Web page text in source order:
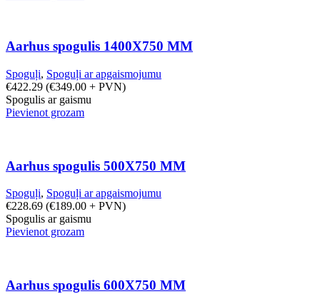
Aarhus spogulis 1400X750 MM
Spoguļi, Spoguļi ar apgaismojumu
€422.29 (€349.00 + PVN)
Spogulis ar gaismu
Pievienot grozam
Aarhus spogulis 500X750 MM
Spoguļi, Spoguļi ar apgaismojumu
€228.69 (€189.00 + PVN)
Spogulis ar gaismu
Pievienot grozam
Aarhus spogulis 600X750 MM